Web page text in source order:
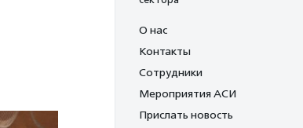
О нас
Контакты
Сотрудники
Мероприятия АСИ
Прислать новость